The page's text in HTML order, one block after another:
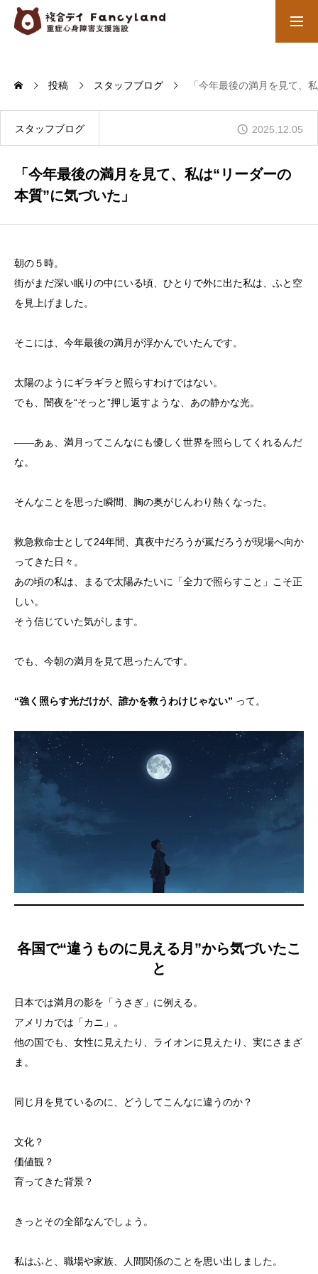
ご利用者さんの個性に合わせてサービスをご提供
１日のながれ
送迎から始まりデイサービスに到着後の内容
ご利用料金
会社概要
未来福祉経営株式会社について
投稿 スタッフブログ 「今年最後の満月を見て、
スタッフブログ 2025.12.05
「今年最後の満月を見て、私は“リーダーの
本質”に気づいた」
朝の５時。
街がまだ深い眠りの中にいる頃、ひとりで外に出た私は、ふと空
を見上げました。
そこには、今年最後の満月が浮かんでいたんです。
太陽のようにギラギラと照らすわけではない。
でも、闇夜を“そっと”押し返すような、あの静かな光。
――あぁ、満月ってこんなにも優しく世界を照らしてくれるんだ
な。
そんなことを思った瞬間、胸の奥がじんわり熱くなった。
救急救命士として24年間、真夜中だろうが嵐だろうが現場へ向か
ってきた日々。
あの頃の私は、まるで太陽みたいに「全力で照らすこと」こそ正
しい。
そう信じていた気がします。
でも、今朝の満月を見て思ったんです。
“強く照らす光だけが、誰かを救うわけじゃない” って。
各国で“違うものに見える月”から気づいたこ
と
日本では満月の影を「うさぎ」に例える。
アメリカでは「カニ」。
他の国でも、女性に見えたり、ライオンに見えたり、実にさまざ
ま。
同じ月を見ているのに、どうしてこんなに違うのか？
文化？
価値観？
育ってきた背景？
きっとその全部なんでしょう。
私はふと、職場や家族、人間関係のことを思い出しました。